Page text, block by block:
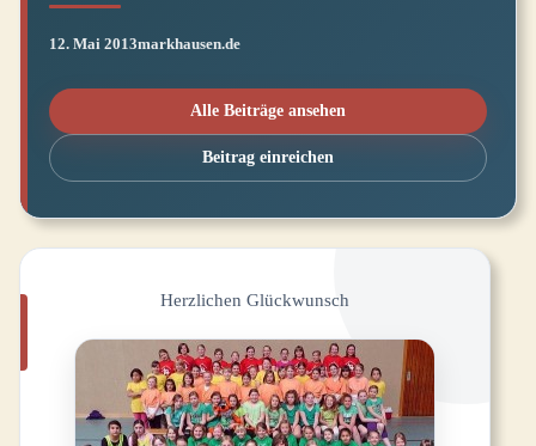
12. Mai 2013markhausen.de
Alle Beiträge ansehen
Beitrag einreichen
Herzlichen Glückwunsch